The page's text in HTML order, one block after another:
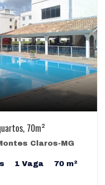
70m²
Claros-MG
1 Vaga 70 m²